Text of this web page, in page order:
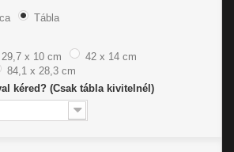
Tábla
29,7 x 10 cm
42 x 14 cm
84,1 x 28,3 cm
kéred? (Csak tábla kivitelnél)